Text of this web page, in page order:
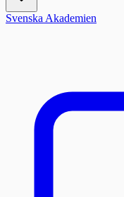
Svenska Akademien